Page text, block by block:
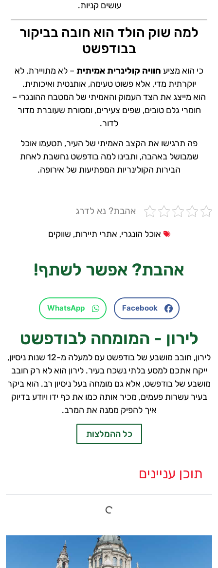
עושים קניות.
למה שוק הולד הוא חובה בביקור
בבודפשט
כי הוא מציע חוויה קולינרית אמיתית – לא מתויירת, לא
יוקרתית מדי, אלא פשוט טעימה, אותנטית ואיכותית.
הוא מייצג את הצד העמוק והאמיתי של המטבח ההונגרי –
חומרי גלם טובים, שפים צעירים, ומסורת שעוברת מדור
לדור.
פה תרגישו את הקצב האמיתי של העיר, תטעמו אוכל
שמבושל באהבה, ותבינו למה בודפשט נחשבת לאחת
הבירות הקולינריות המפתיעות של אירופה.
אהבת? נא לדרג
אוכל הונגרי, אתרי תיירות, שווקים
אהבת? אפשר לשתף!
Facebook
WhatsApp
לירון - המומחה לבודפשט
לירון, חובב מושבע של בודפשט עם למעלה מ-12 שנות ניסיון,
ייקח אתכם למסע בלתי נשכח בעיר. לירון הוא לא רק חובב
מושבע של בודפשט, אלא גם מומחה בעל ניסיון רב. הוא ביקר
בעיר עשרות פעמים, מכיר אותה כמו את כף ידו ויודע בדיוק
איך להפיק ממנה את המרב.
כל ההמלצות
תוכן עניינים